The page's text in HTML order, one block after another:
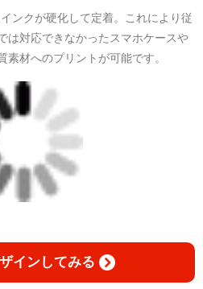
ンクが硬化して定着。これにより従
は対応できなかったスマホケースや
材へのプリントが可能です。
インしてみる